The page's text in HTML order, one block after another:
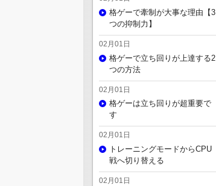
格ゲーで牽制が大事な理由【3
つの抑制力】
02月01日
格ゲーで立ち回りが上達する2
つの方法
02月01日
格ゲーは立ち回りが超重要で
す
02月01日
トレーニングモードからCPU
戦へ切り替える
02月01日